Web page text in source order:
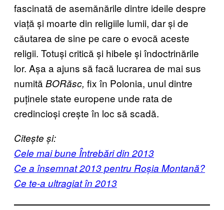
fascinată de asemănările dintre ideile despre
viață și moarte din religiile lumii, dar și de
căutarea de sine pe care o evocă aceste
religii. Totuși critică și hibele și îndoctrinările
lor. Așa a ajuns să facă lucrarea de mai sus
numită BORăsc, fix în Polonia, unul dintre
puținele state europene unde rata de
credincioși crește în loc să scadă.
Citește și:
Cele mai bune Întrebări din 2013
Ce a însemnat 2013 pentru Roșia Montană?
Ce te-a ultragiat în 2013